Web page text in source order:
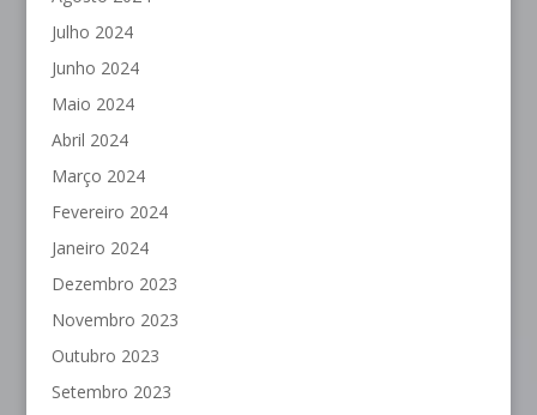
Julho 2024
Junho 2024
Maio 2024
Abril 2024
Março 2024
Fevereiro 2024
Janeiro 2024
Dezembro 2023
Novembro 2023
Outubro 2023
Setembro 2023